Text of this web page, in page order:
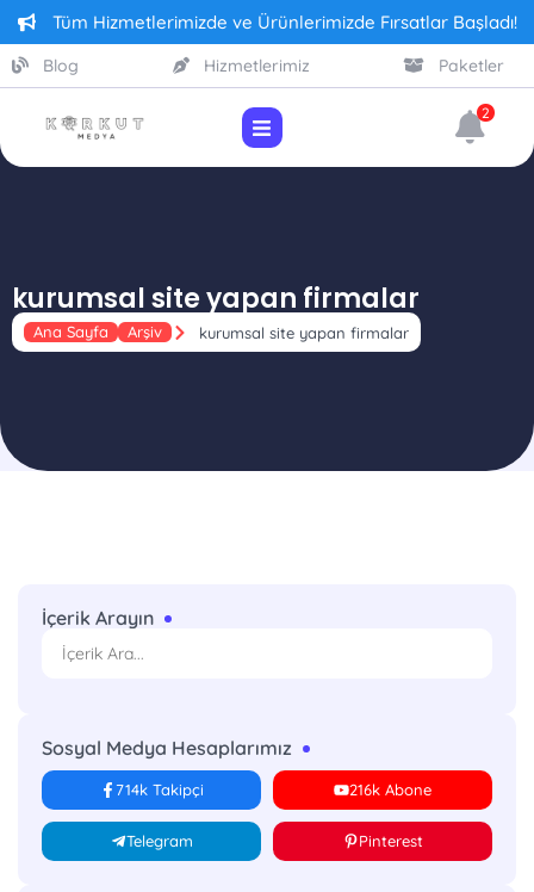
Tüm Hizmetlerimizde ve Ürünlerimizde Fırsatlar Başladı!
Blog Hizmetlerimiz Paketler
2
kurumsal site yapan firmalar
Ana Sayfa Arşiv kurumsal site yapan firmalar
İçerik Arayın
Sosyal Medya Hesaplarımız
714k Takipçi 216k Abone
Telegram Pinterest